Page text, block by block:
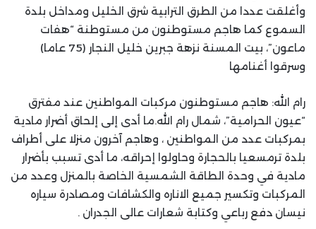
وأغلقت عددا من الطرق الترابية شرق الخليل ومداخل بلدة
السموع كما هاجم مستوطنون من مستوطنة “هفات
ماعون”، بيت المسنة نزهة جبرين خليل النجار (75 عاما)
وسرقوا أغنامها
رام الله: هاجم مستوطنون مركبات المواطنين عند مفترق
“عيون الحرامية”، شمال رام الله.ما أدى إلى إلحاق أضرار مادية
بمركبات عدد من المواطنين ، وهاجم آخرون منزلا على أطراف
بلدة ترمسعيا بالحجارة وحاولوا إحراقه، ما أدى تسبب بأضرار
مادية في وحدة الطاقة الشمسية الخاصة بالمنزل وعدد من
المركبات وتكسير جميع الاناره والكشافات ومصادرة سياره
نيسان دفع رباعي وكتابة شعارات عالى الجدران .